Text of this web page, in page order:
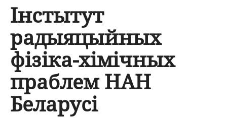
Інстытут
радыяцыйных
фізіка-хімічных
праблем НАН
Беларусі